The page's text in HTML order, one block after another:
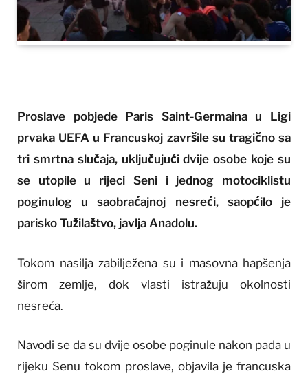
Proslave pobjede Paris Saint-Germaina u Ligi
prvaka UEFA u Francuskoj završile su tragično sa
tri smrtna slučaja, uključujući dvije osobe koje su
se utopile u rijeci Seni i jednog motociklistu
poginulog u saobraćajnoj nesreći, saopćilo je
parisko Tužilaštvo, javlja Anadolu.
Tokom nasilja zabilježena su i masovna hapšenja
širom zemlje, dok vlasti istražuju okolnosti
nesreća.
Navodi se da su dvije osobe poginule nakon pada u
rijeku Senu tokom proslave, objavila je francuska